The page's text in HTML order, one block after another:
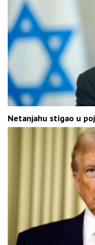
Netanjahu stigao u